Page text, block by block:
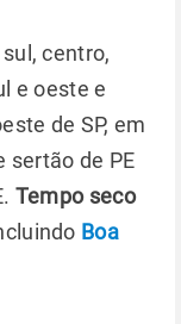
sul, centro,
e oeste e
de SP, em
sertão de PE
Tempo seco
Boa